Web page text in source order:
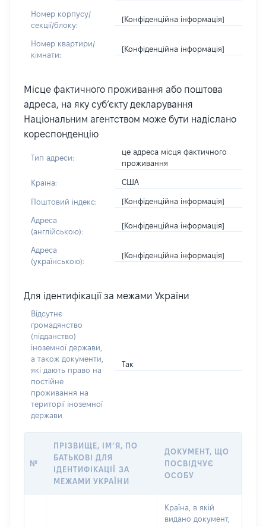
Номер корпусу/
секції/блоку:
[Конфіденційна інформація]
Номер квартири/
кімнати:
[Конфіденційна інформація]
Місце фактичного проживання або поштова
адреса, на яку суб’єкту декларування
Національним агентством може бути надіслано
кореспонденцію
Тип адреси:
це адреса місця фактичного
проживання
Країна: США
Поштовий індекс: [Конфіденційна інформація]
Адреса
(англійською):
[Конфіденційна інформація]
Адреса
(українською):
[Конфіденційна інформація]
Для ідентифікації за межами України
Відсутнє
громадянство
(підданство)
іноземної держави,
а також документи,
які дають право на
постійне
проживання на
території іноземної
держави
Так
№
ПРІЗВИЩЕ, ІМ’Я, ПО
БАТЬКОВІ ДЛЯ
ІДЕНТИФІКАЦІЇ ЗА
МЕЖАМИ УКРАЇНИ
ДОКУМЕНТ, ЩО
ПОСВІДЧУЄ
ОСОБУ
Країна, в якій
видано документ,